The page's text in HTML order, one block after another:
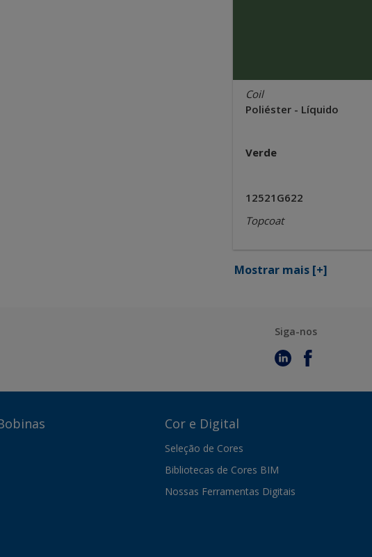
Coil
Poliéster - Líquido
Verde
12521G622
Topcoat
Mostrar mais[+]
Siga-nos
Cor e Digital
Seleção de Cores
Bibliotecas de Cores BIM
Nossas Ferramentas Digitais